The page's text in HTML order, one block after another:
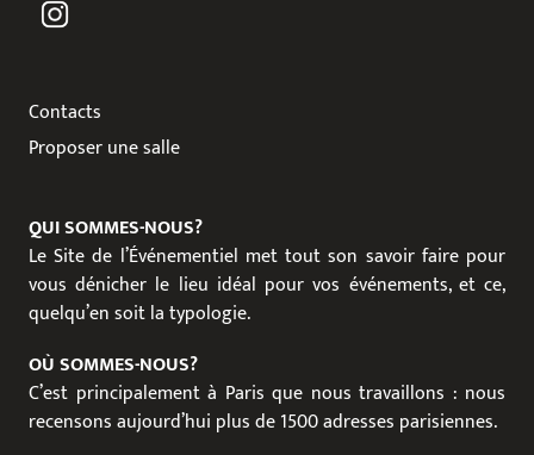
Contacts
Proposer une salle
QUI SOMMES-NOUS?
Le Site de l’Événementiel met tout son savoir faire pour
vous dénicher le lieu idéal pour vos événements, et ce,
quelqu’en soit la typologie.
OÙ SOMMES-NOUS?
C’est principalement à Paris que nous travaillons : nous
recensons aujourd’hui plus de 1500 adresses parisiennes.